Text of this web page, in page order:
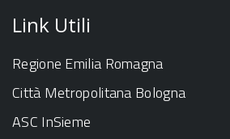
Link Utili
Regione Emilia Romagna
Città Metropolitana Bologna
ASC InSieme